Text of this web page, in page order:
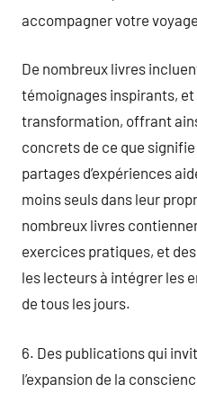
accompagner votre
De nombreux livres
témoignages inspirants, et
transformation, offrant
concrets de ce que
partages d’expériences
moins seuls dans leur
nombreux livres
exercices pratiques, et
les lecteurs à intégrer les
de tous les jours.
6. Des publications qui
l’expansion de la